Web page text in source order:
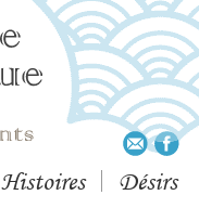
Histoires Désirs